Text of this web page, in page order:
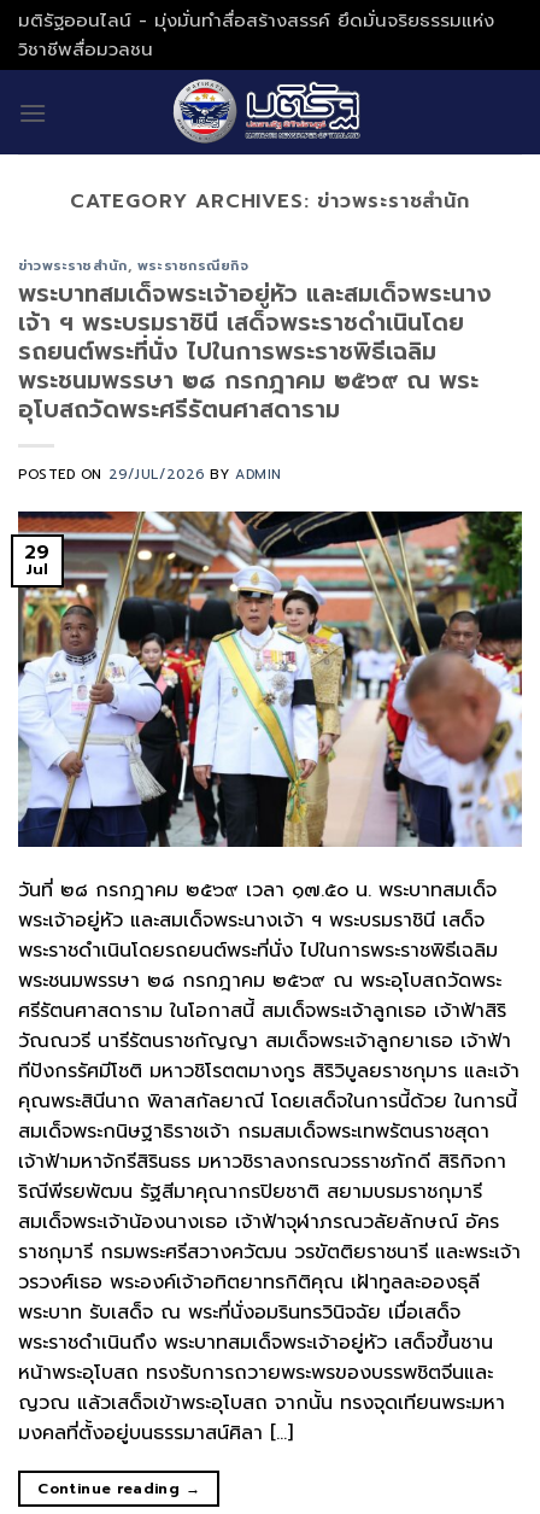
Skip
to
content
มติรัฐออนไลน์ - มุ่งมั่นทำสื่อสร้างสรรค์ ยึดมั่นจริยธรรมแห่ง
วิชาชีพสื่อมวลชน
CATEGORY ARCHIVES: ข่าวพระราชสำนัก
ข่าวพระราชสำนัก, พระราชกรณียกิจ
พระบาทสมเด็จพระเจ้าอยู่หัว และสมเด็จพระนาง
เจ้า ฯ พระบรมราชินี เสด็จพระราชดำเนินโดย
รถยนต์พระที่นั่ง ไปในการพระราชพิธีเฉลิม
พระชนมพรรษา ๒๘ กรกฎาคม ๒๕๖๙ ณ พระ
อุโบสถวัดพระศรีรัตนศาสดาราม
POSTED ON 29/JUL/2026 BYADMIN
29
Jul
วันที่ ๒๘ กรกฎาคม ๒๕๖๙ เวลา ๑๗.๕๐ น. พระบาทสมเด็จ
พระเจ้าอยู่หัว และสมเด็จพระนางเจ้า ฯ พระบรมราชินี เสด็จ
พระราชดำเนินโดยรถยนต์พระที่นั่ง ไปในการพระราชพิธีเฉลิม
พระชนมพรรษา ๒๘ กรกฎาคม ๒๕๖๙ ณ พระอุโบสถวัดพระ
ศรีรัตนศาสดาราม ในโอกาสนี้ สมเด็จพระเจ้าลูกเธอ เจ้าฟ้าสิริ
วัณณวรี นารีรัตนราชกัญญา สมเด็จพระเจ้าลูกยาเธอ เจ้าฟ้า
ทีปังกรรัศมีโชติ มหาวชิโรตตมางกูร สิริวิบูลยราชกุมาร และเจ้า
คุณพระสินีนาถ พิลาสกัลยาณี โดยเสด็จในการนี้ด้วย ในการนี้
สมเด็จพระกนิษฐาธิราชเจ้า กรมสมเด็จพระเทพรัตนราชสุดา
เจ้าฟ้ามหาจักรีสิรินธร มหาวชิราลงกรณวรราชภักดี สิริกิจกา
ริณีพีรยพัฒน รัฐสีมาคุณากรปิยชาติ สยามบรมราชกุมารี
สมเด็จพระเจ้าน้องนางเธอ เจ้าฟ้าจุฬาภรณวลัยลักษณ์ อัคร
ราชกุมารี กรมพระศรีสวางควัฒน วรขัตติยราชนารี และพระเจ้า
วรวงศ์เธอ พระองค์เจ้าอทิตยาทรกิติคุณ เฝ้าทูลละอองธุลี
พระบาท รับเสด็จ ณ พระที่นั่งอมรินทรวินิจฉัย เมื่อเสด็จ
พระราชดำเนินถึง พระบาทสมเด็จพระเจ้าอยู่หัว เสด็จขึ้นชาน
หน้าพระอุโบสถ ทรงรับการถวายพระพรของบรรพชิตจีนและ
ญวณ แล้วเสด็จเข้าพระอุโบสถ จากนั้น ทรงจุดเทียนพระมหา
มงคลที่ตั้งอยู่บนธรรมาสน์ศิลา […]
Continue reading →